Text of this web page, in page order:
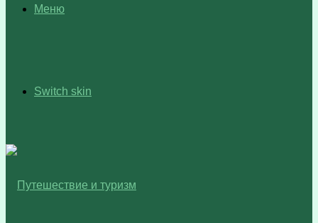
Меню
Switch skin